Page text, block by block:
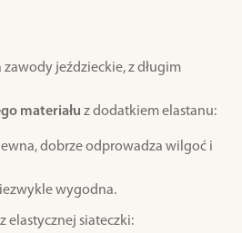
jeździeckie, z długim
materiału z dodatkiem elastanu:
dobrze odprowadza wilgoć i
wygodna.
elastycznej siateczki: